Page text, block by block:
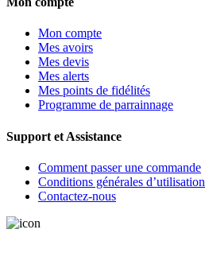
Mon compte
Mes avoirs
Mes devis
Mes alerts
Mes points de fidélités
Programme de parrainnage
Support et Assistance
Comment passer une commande
Conditions générales d’utilisation
Contactez-nous